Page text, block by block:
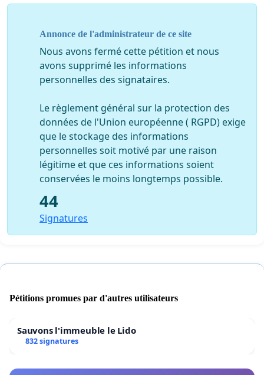
Annonce de l'administrateur de ce site
Nous avons fermé cette pétition et nous
avons supprimé les informations
personnelles des signataires.
Le règlement général sur la protection des
données de l'Union européenne ( RGPD) exige
que le stockage des informations
personnelles soit motivé par une raison
légitime et que ces informations soient
conservées le moins longtemps possible.
44
Signatures
Pétitions promues par d'autres utilisateurs
Sauvons l'immeuble le Lido
832 signatures